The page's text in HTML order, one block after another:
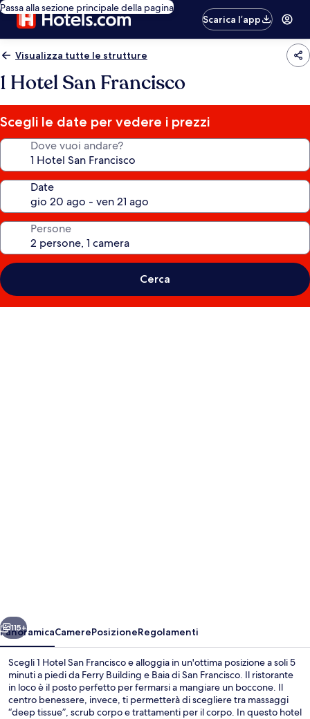
Passa alla sezione principale della pagina
Scarica l’app
Visualizza tutte le strutture
1 Hotel San Francisco
Scegli le date per vedere i prezzi
Dove vuoi andare?
Date
Persone
Cerca
Avanti
115+
PanoramicaCamerePosizioneRegolamenti
Scegli 1 Hotel San Francisco e alloggia in un'ottima posizione a soli 5
minuti a piedi da Ferry Building e Baia di San Francisco. Il ristorante
in loco è il posto perfetto per fermarsi a mangiare un boccone. Il
centro benessere, invece, ti permetterà di scegliere tra massaggi
“deep tissue”, scrub corpo e trattamenti per il corpo. In questo hotel